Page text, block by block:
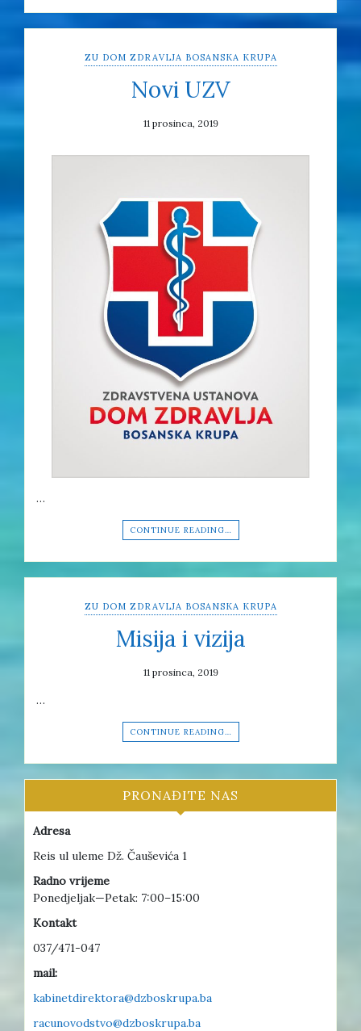
ZU DOM ZDRAVLJA BOSANSKA KRUPA
Novi UZV
11 prosinca, 2019
…
CONTINUE READING…
ZU DOM ZDRAVLJA BOSANSKA KRUPA
Misija i vizija
11 prosinca, 2019
…
CONTINUE READING…
PRONAĐITE NAS
Adresa
Reis ul uleme Dž. Čauševića 1
Radno vrijeme
Ponedjeljak—Petak: 7:00–15:00
Kontakt
037/471-047
mail:
kabinetdirektora@dzboskrupa.ba
racunovodstvo@dzboskrupa.ba